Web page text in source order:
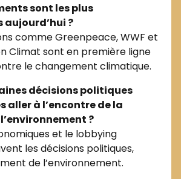
sont les plus
?
comme Greenpeace, WWF et
Climat sont en première ligne
le changement climatique.
décisions politiques
aller à l’encontre de la
?
et le lobbying
les décisions politiques,
de l’environnement.